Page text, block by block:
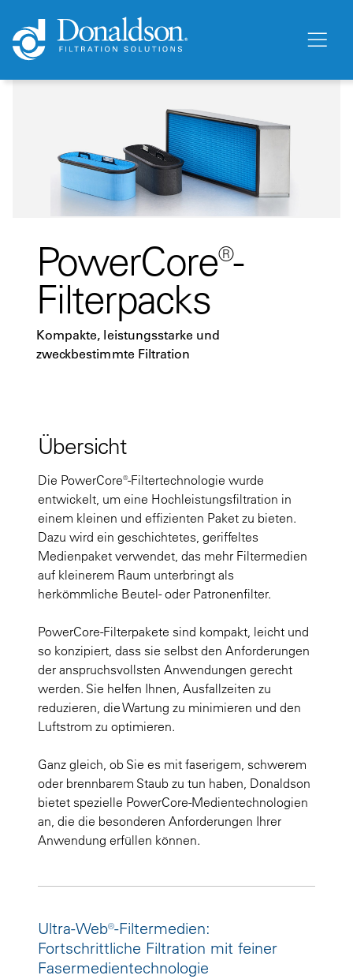
PowerCore®-
Filterpacks
Kompakte, leistungsstarke und
zweckbestimmte Filtration
Übersicht
Die PowerCore®-Filtertechnologie wurde
entwickelt, um eine Hochleistungsfiltration in
einem kleinen und effizienten Paket zu bieten.
Dazu wird ein geschichtetes, geriffeltes
Medienpaket verwendet, das mehr Filtermedien
auf kleinerem Raum unterbringt als
herkömmliche Beutel- oder Patronenfilter.
PowerCore-Filterpakete sind kompakt, leicht und
so konzipiert, dass sie selbst den Anforderungen
der anspruchsvollsten Anwendungen gerecht
werden. Sie helfen Ihnen, Ausfallzeiten zu
reduzieren, die Wartung zu minimieren und den
Luftstrom zu optimieren.
Ganz gleich, ob Sie es mit faserigem, schwerem
oder brennbarem Staub zu tun haben, Donaldson
bietet spezielle PowerCore-Medientechnologien
an, die die besonderen Anforderungen Ihrer
Anwendung erfüllen können.
Ultra-Web®-Filtermedien:
Fortschrittliche Filtration mit feiner
Fasermedientechnologie